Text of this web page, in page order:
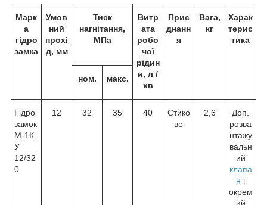
Марк
а
гідро
замка
Умов
ний
прохі
д, мм
Тиск
нагнітання,
МПа
Витр
ата
робо
чої
рідин
и, л /
хв
Приє
днанн
я
Вага,
кг
Харак
терис
тика
ном. макс.
Гідро
замок
М-1К
У
12/32
0
12 32 35 40
Стико
ве
2,6
Доп.
розва
нтажу
вальн
ий
клапа
н і
окрем
ий